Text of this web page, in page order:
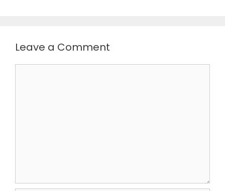
Leave a Comment